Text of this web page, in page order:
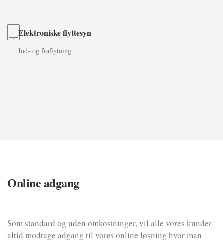
Elektroniske flyttesyn
Ind- og fraflytning
Online adgang
Som standard og uden omkostninger, vil alle vores kunder
altid modtage adgang til vores online løsning hvor man